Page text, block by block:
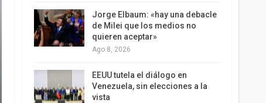
Jorge Elbaum: «hay una debacle
de Milei que los medios no
quieren aceptar»
Ago 8, 2026
EEUU tutela el diálogo en
Venezuela, sin elecciones a la
vista